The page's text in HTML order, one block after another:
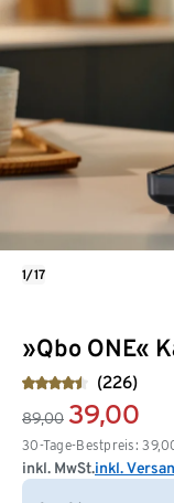
»Qbo ONE«
(226)
89,00 39,00
30-Tage-Bestpreis:
inkl. MwSt.inkl.
1/17